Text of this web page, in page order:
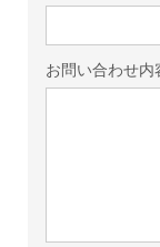
お問い合わせ内